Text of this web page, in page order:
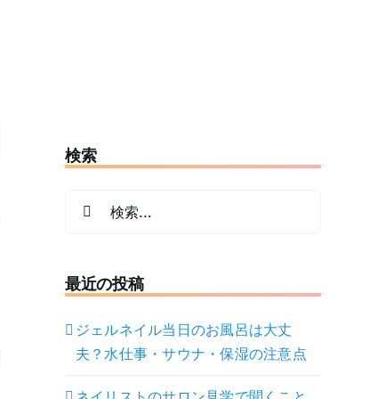
検索
最近の投稿
ジェルネイル当日のお風呂は大丈
夫？水仕事・サウナ・保湿の注意点